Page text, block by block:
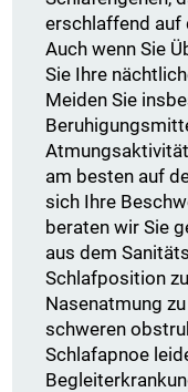
erschlaffend auf
Auch wenn Sie
Sie Ihre
Meiden Sie
am besten auf
sich Ihre
beraten wir Sie
aus dem
Schlafposition
Nasenatmung
schweren
Schlafapnoe